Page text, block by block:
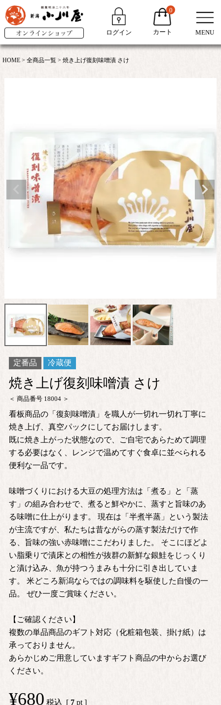
ログイン
0
カート MENU
HOME 全商品一覧 焼き上げ復刻味噌漬 さけ
定番品 冷蔵便
焼き上げ復刻味噌漬 さけ
商品番号 18004
看板商品の「復刻味噌漬」を職人が一切れ一切れ丁寧に
焼き上げ、真空パックにしてお届けします。
既に焼き上がった状態なので、ご自宅であらためて調理
する必要はなく、レンジで温めてすぐ食卓に並べられる
便利な一品です。
味噌づくりにおける大豆の処理方法は「煮る」と「蒸
す」の組み合わせで、煮ると鮮やかに、蒸すと旨味のあ
る味噌に仕上がります。 現在は「半煮半蒸」という製法
が主流ですが、私たちは昔ながらの蒸す製法だけで作
る、旨味の強い赤味噌にこだわりました。 そこにほどよ
い脂乗りで漬床との相性が抜群の新鮮な銀鮭をじっくり
と漬け込み、魚が持つうまみも十分に引き出していま
す。 米どころ新潟ならではの調味料を駆使した自慢の一
品。 ぜひ一度ご賞味ください。
【ご確認ください】
複数の単品商品のギフト対応（化粧箱包装、掛け紙）は
承っておりません。
あらかじめご用意していますギフト商品の中からお選び
ください。
¥680 税込 [ 7 pt ]